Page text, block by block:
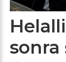
sonra